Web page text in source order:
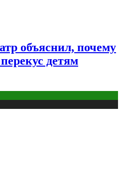
объяснил, почему
детям